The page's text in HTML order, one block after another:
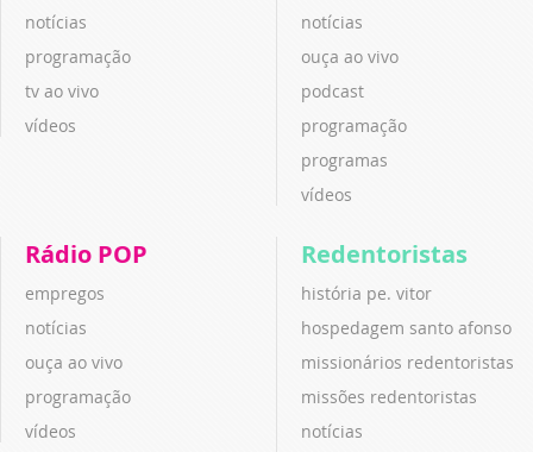
notícias
programação
tv ao vivo
vídeos
notícias
ouça ao vivo
podcast
programação
programas
vídeos
Rádio POP
empregos
notícias
ouça ao vivo
programação
vídeos
Redentoristas
história pe. vitor
hospedagem santo afonso
missionários redentoristas
missões redentoristas
notícias